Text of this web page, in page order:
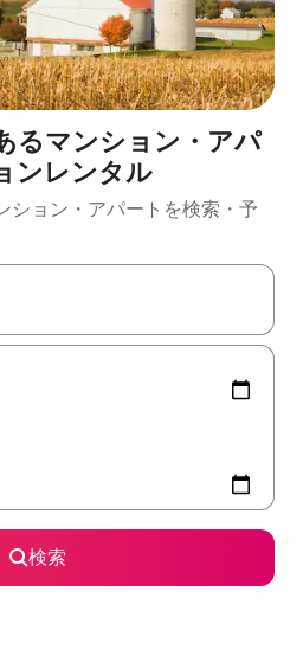
るマンション・アパ
ンレンタル
ョン・アパートを検索・予
上下の矢印キーを使って移動するか
検索